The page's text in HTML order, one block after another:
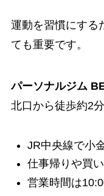
運動を習慣にする
ても重要です。
パーソナルジム
北口から徒歩約2分
JR中央線で小
仕事帰りや買
営業時間は